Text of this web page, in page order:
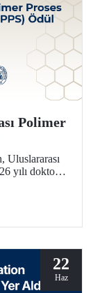
Polimer
Uluslararası
yılı doktora
22
Haz